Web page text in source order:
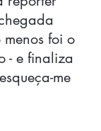
menos foi o
- e finaliza
me